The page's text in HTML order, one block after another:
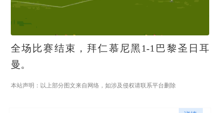
全场比赛结束，拜仁慕尼黑1-1巴黎圣日耳
曼。
本站声明：以上部分图文来自网络，如涉及侵权请联系平台删除